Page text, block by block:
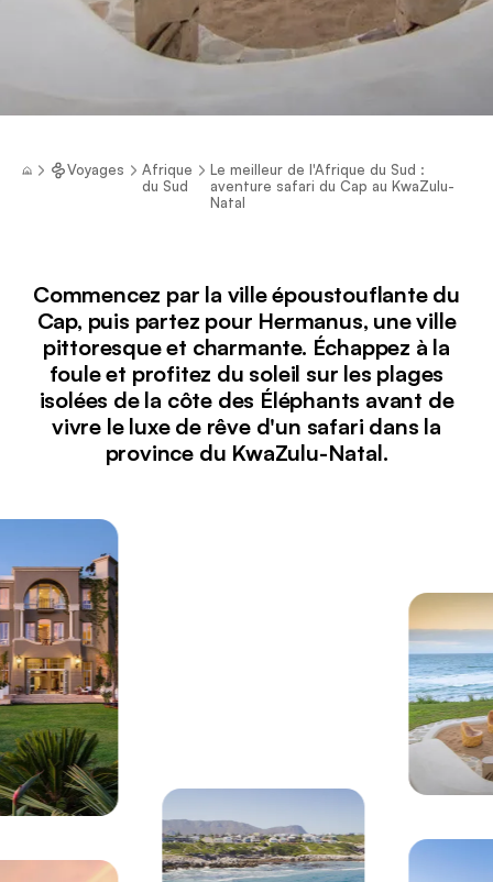
Voyages
Afrique
du Sud
Le meilleur de l'Afrique du Sud :
aventure safari du Cap au KwaZulu-
Natal
Commencez par la ville époustouflante du
Cap, puis partez pour Hermanus, une ville
pittoresque et charmante. Échappez à la
foule et profitez du soleil sur les plages
isolées de la côte des Éléphants avant de
vivre le luxe de rêve d'un safari dans la
province du KwaZulu-Natal.